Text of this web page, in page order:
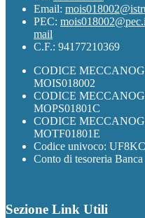
Email:
PEC:
mail
C.F.: 94177210369
CODICE
MOIS018002
CODICE
MOPS01801C
CODICE
MOTF01801E
Codice univoco:
Conto di tesoreria
Sezione Link Utili